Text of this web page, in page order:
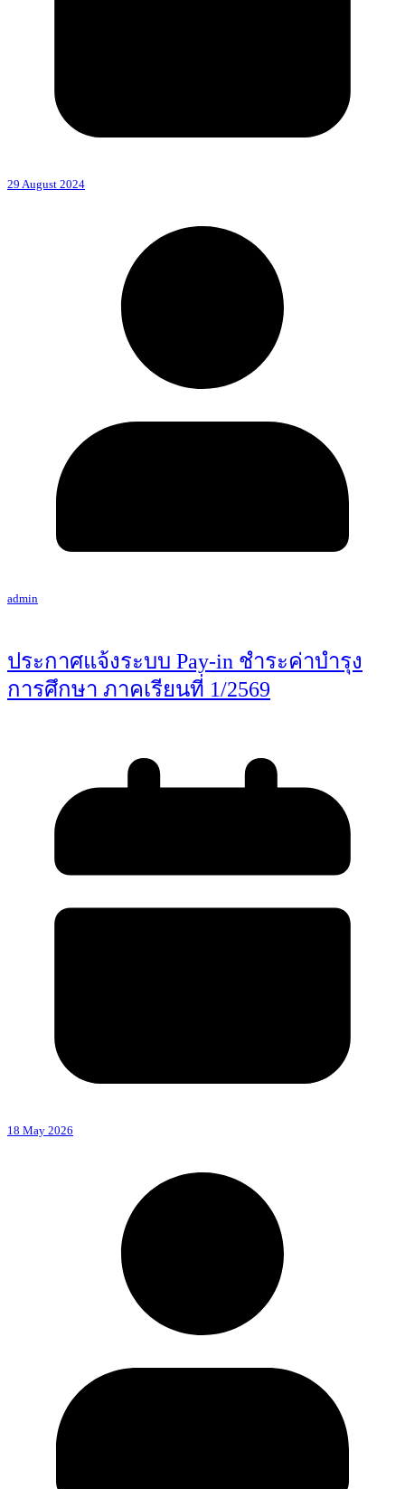
29 August 2024
admin
ประกาศแจ้งระบบ Pay-in ชำระค่าบำรุง
การศึกษา ภาคเรียนที่ 1/2569
18 May 2026